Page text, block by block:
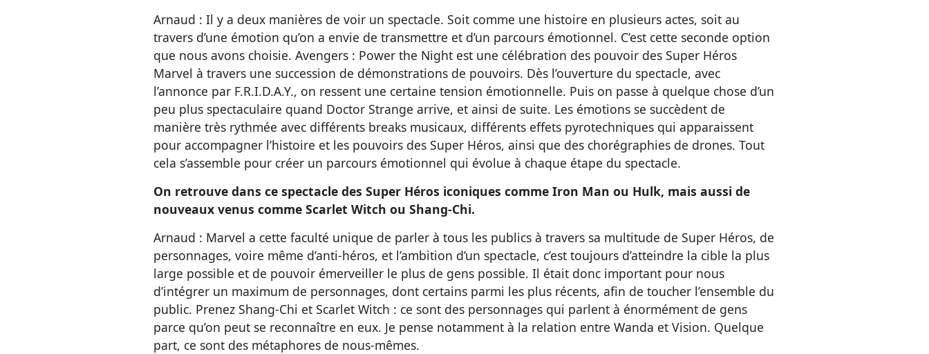
Arnaud : Il y a deux manières de voir un spectacle. Soit comme une histoire en plusieurs actes, soit au
travers d’une émotion qu’on a envie de transmettre et d’un parcours émotionnel. C’est cette seconde option
que nous avons choisie. Avengers : Power the Night est une célébration des pouvoir des Super Héros
Marvel à travers une succession de démonstrations de pouvoirs. Dès l’ouverture du spectacle, avec
l’annonce par F.R.I.D.A.Y., on ressent une certaine tension émotionnelle. Puis on passe à quelque chose d’un
peu plus spectaculaire quand Doctor Strange arrive, et ainsi de suite. Les émotions se succèdent de
manière très rythmée avec différents breaks musicaux, différents effets pyrotechniques qui apparaissent
pour accompagner l’histoire et les pouvoirs des Super Héros, ainsi que des chorégraphies de drones. Tout
cela s’assemble pour créer un parcours émotionnel qui évolue à chaque étape du spectacle.
On retrouve dans ce spectacle des Super Héros iconiques comme Iron Man ou Hulk, mais aussi de
nouveaux venus comme Scarlet Witch ou Shang-Chi.
Arnaud : Marvel a cette faculté unique de parler à tous les publics à travers sa multitude de Super Héros, de
personnages, voire même d’anti-héros, et l’ambition d’un spectacle, c’est toujours d’atteindre la cible la plus
large possible et de pouvoir émerveiller le plus de gens possible. Il était donc important pour nous
d’intégrer un maximum de personnages, dont certains parmi les plus récents, afin de toucher l’ensemble du
public. Prenez Shang-Chi et Scarlet Witch : ce sont des personnages qui parlent à énormément de gens
parce qu’on peut se reconnaître en eux. Je pense notamment à la relation entre Wanda et Vision. Quelque
part, ce sont des métaphores de nous-mêmes.